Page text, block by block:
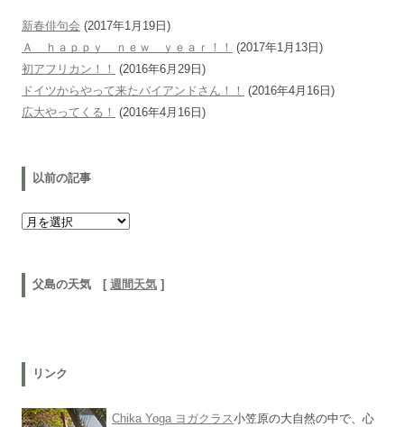
新春俳句会 (2017年1月19日)
Ａ ｈａｐｐｙ ｎｅｗ ｙｅａｒ！！
(2017年1月13日)
初アフリカン！！
(2016年6月29日)
ドイツからやって来たバイアンドさん！！
(2016年4月16日)
広大やってくる！
(2016年4月16日)
以前の記事
以前の記事
父島の天気 [ 週間天気 ]
リンク
Chika Yoga ヨガクラス小笠原の大自然の中で、心